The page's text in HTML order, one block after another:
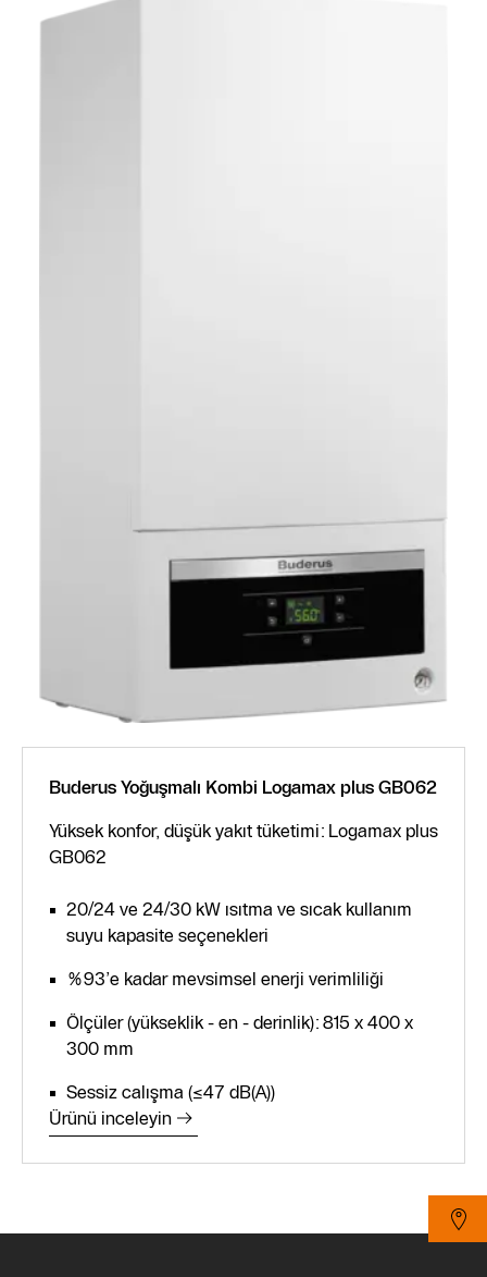
Buderus Yoğuşmalı Kombi Logamax plus GB062
Yüksek konfor, düşük yakıt tüketimi: Logamax plus
GB062
20/24 ve 24/30 kW ısıtma ve sıcak kullanım
suyu kapasite seçenekleri
%93’e kadar mevsimsel enerji verimliliği
Ölçüler (yükseklik - en - derinlik): 815 x 400 x
300 mm
Sessiz calışma (≤47 dB(A))
Ürünü inceleyin